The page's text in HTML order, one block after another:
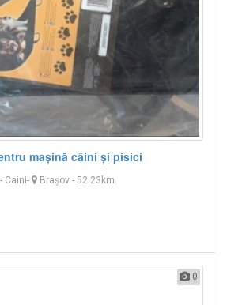
mașină câini și pisici
- Caini- Braşov- 52.23km
0